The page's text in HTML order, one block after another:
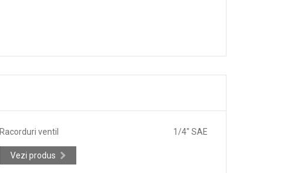
Racorduri ventil 1/4" SAE
Vezi produs